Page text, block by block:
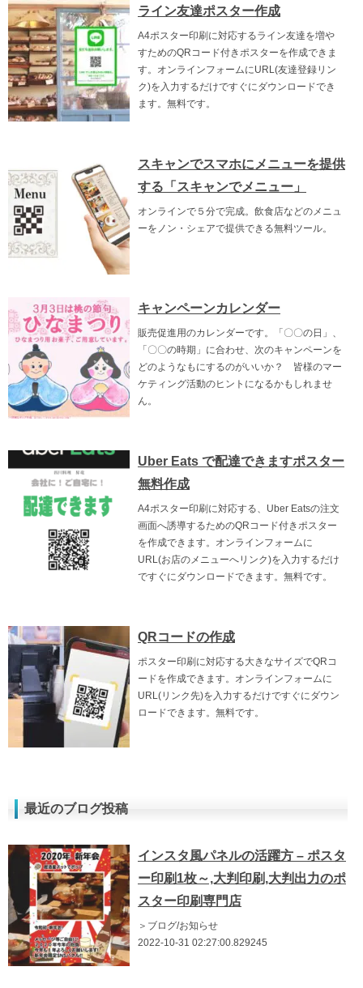
ライン友達ポスター作成
A4ポスター印刷に対応するライン友達を増や
すためのQRコード付きポスターを作成できま
す。オンラインフォームにURL(友達登録リン
ク)を入力するだけですぐにダウンロードでき
ます。無料です。
スキャンでスマホにメニューを提供
する「スキャンでメニュー」
オンラインで５分で完成。飲食店などのメニュ
ーをノン・シェアで提供できる無料ツール。
キャンペーンカレンダー
販売促進用のカレンダーです。「〇〇の日」、
「〇〇の時期」に合わせ、次のキャンペーンを
どのようなもにするのがいいか？ 皆様のマー
ケティング活動のヒントになるかもしれませ
ん。
Uber Eats で配達できますポスター
無料作成
A4ポスター印刷に対応する、Uber Eatsの注文
画面へ誘導するためのQRコード付きポスター
を作成できます。オンラインフォームに
URL(お店のメニューへリンク)を入力するだけ
ですぐにダウンロードできます。無料です。
QRコードの作成
ポスター印刷に対応する大きなサイズでQRコ
ードを作成できます。オンラインフォームに
URL(リンク先)を入力するだけですぐにダウン
ロードできます。無料です。
最近のブログ投稿
インスタ風パネルの活躍方 – ポスタ
ー印刷1枚～,大判印刷,大判出力のポ
スター印刷専門店
＞ブログ/お知らせ
2022-10-31 02:27:00.829245